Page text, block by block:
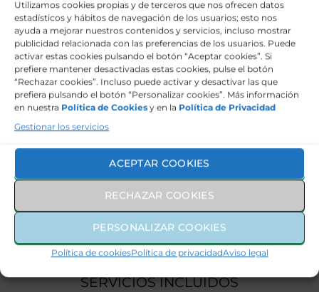
Utilizamos cookies propias y de terceros que nos ofrecen datos
estadísticos y hábitos de navegación de los usuarios; esto nos
ayuda a mejorar nuestros contenidos y servicios, incluso mostrar
publicidad relacionada con las preferencias de los usuarios. Puede
activar estas cookies pulsando el botón “Aceptar cookies”. Si
prefiere mantener desactivadas estas cookies, pulse el botón
“Rechazar cookies”. Incluso puede activar y desactivar las que
prefiera pulsando el botón “Personalizar cookies”. Más información
en nuestra Política de Cookies y en la Política de Privacidad
Gestionar los servicios
ACEPTAR COOKIES
RECHAZAR COOKIES
PERSONALIZAR COOKIES
Política de cookiesPolítica de privacidadAviso legal
Suspensión
Distrib.electrónica de frenada
Tecnología
Interior
Exterior
CUOTA MENSUAL 298€
MÁS IVA
SERVICIOS INCLUIDOS